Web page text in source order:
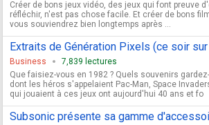
Créer de bons jeux vidéo, des jeux qui font preuve
réfléchir, n'est pas chose facile. Et créer de bons
vous souviendrez bien longtemps après ...
Extraits de Génération Pixels (ce soir
Business
7,839 lectures
Que faisiez-vous en 1982 ? Quels souvenirs
dont les héros s'appelaient Pac-Man, Space
qui jouaient à ces jeux ont aujourd'hui 40 ans et fo
Subsonic présente sa gamme